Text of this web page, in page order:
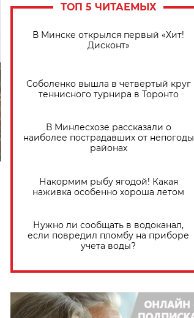
ТОП 5 ЧИТАЕМЫХ
В Минске открылся первый «Хит!
Дисконт»
Соболенко вышла в четвертый круг
теннисного турнира в Торонто
В Минлесхозе рассказали о
наиболее пострадавших от непогоды
районах
Накормим рыбу ягодой! Какая
наживка особенно хороша летом
Нужно ли сообщать в водоканал,
если повредил пломбу на приборе
учета воды?